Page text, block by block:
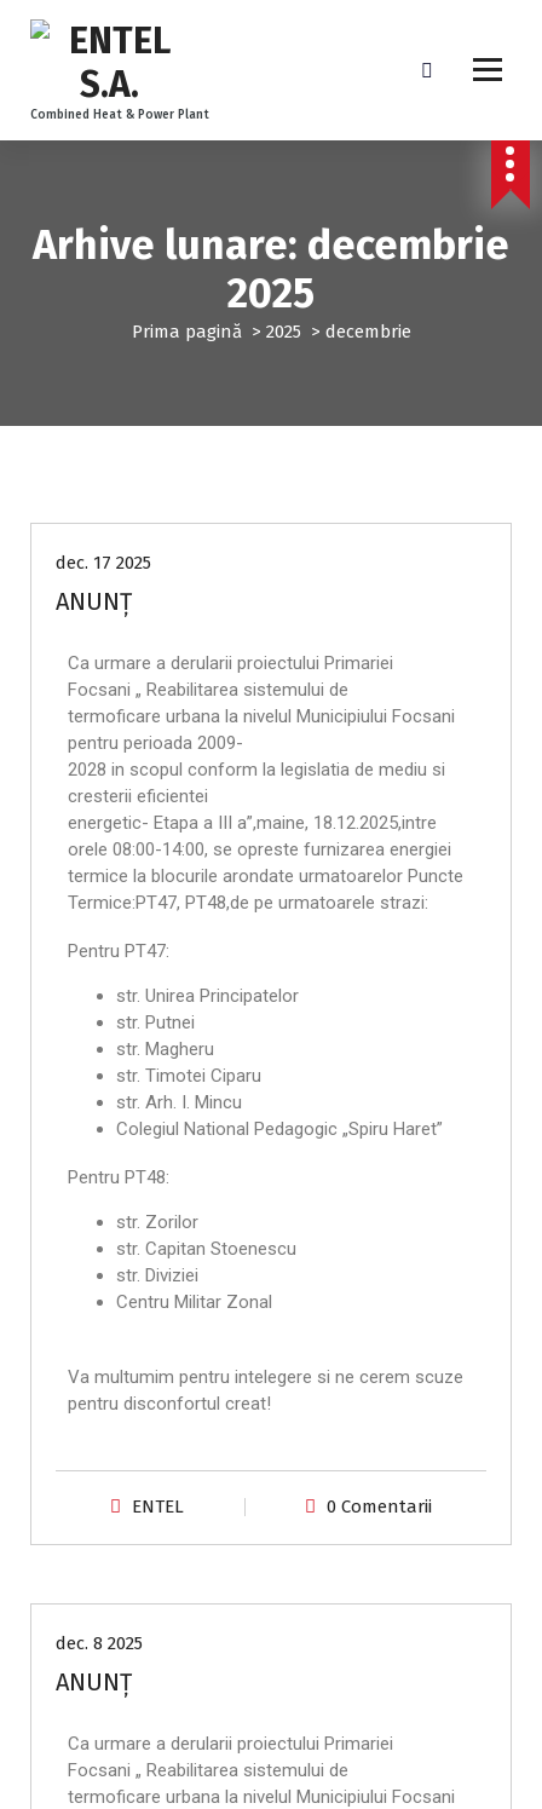
Combined Heat & Power Plant
Arhive lunare: decembrie
2025
Prima pagină> 2025 > decembrie
dec. 17 2025
ANUNȚ
Ca urmare a derularii proiectului Primariei
Focsani „ Reabilitarea sistemului de
termoficare urbana la nivelul Municipiului Focsani
pentru perioada 2009-
2028 in scopul conform la legislatia de mediu si
cresterii eficientei
energetic- Etapa a III a”,maine, 18.12.2025,intre
orele 08:00-14:00, se opreste furnizarea energiei
termice la blocurile arondate urmatoarelor Puncte
Termice:PT47, PT48,de pe urmatoarele strazi:
Pentru PT47:
str. Unirea Principatelor
str. Putnei
str. Magheru
str. Timotei Ciparu
str. Arh. I. Mincu
Colegiul National Pedagogic „Spiru Haret”
Pentru PT48:
str. Zorilor
str. Capitan Stoenescu
str. Diviziei
Centru Militar Zonal
Va multumim pentru intelegere si ne cerem scuze
pentru disconfortul creat!
ENTEL 0 Comentarii
dec. 8 2025
ANUNȚ
Ca urmare a derularii proiectului Primariei
Focsani „ Reabilitarea sistemului de
termoficare urbana la nivelul Municipiului Focsani